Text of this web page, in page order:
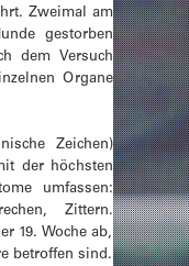
Zweimal am
gestorben
dem Versuch
Organe
Zeichen)
der höchsten
umfassen:
Zittern.
19. Woche ab,
betroffen sind.